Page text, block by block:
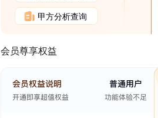
甲方分析查询
会员尊享权益